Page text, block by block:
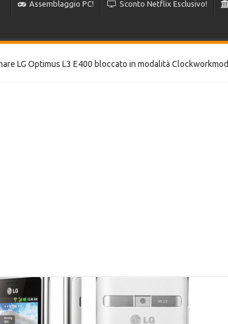
Assemblaggio PC! Sconto Netflix Esclusivo!
LG Optimus L3 E400 bloccato in modalità Clockworkmod